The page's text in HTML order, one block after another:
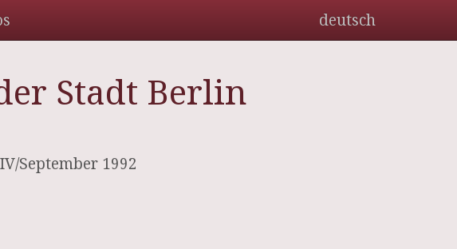
deutsch
Stadt Berlin
September 1992